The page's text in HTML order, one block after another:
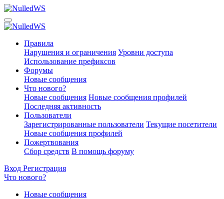
Правила
Нарушения и ограничения Уровни доступа
Использование префиксов
Форумы
Новые сообщения
Что нового?
Новые сообщения Новые сообщения профилей
Последняя активность
Пользователи
Зарегистрированные пользователи Текущие посетители
Новые сообщения профилей
Пожертвования
Сбор средств В помощь форуму
Вход Регистрация
Что нового?
Новые сообщения